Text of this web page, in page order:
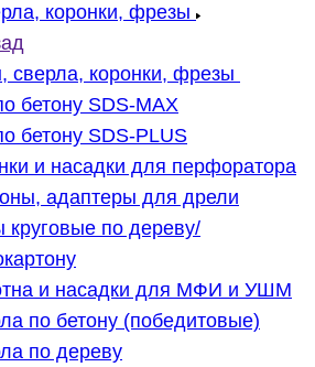
коронки, фрезы
сверла, коронки, фрезы
бетону SDS-MAX
бетону SDS-PLUS
и насадки для перфоратора
адаптеры для дрели
круговые по дереву/
и насадки для МФИ и УШМ
по бетону (победитовые)
по дереву